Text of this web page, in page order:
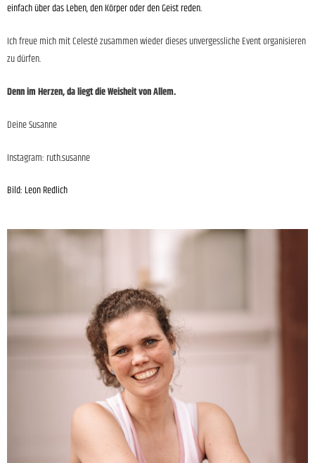
einfach über das Leben, den Körper oder den Geist reden.
Ich freue mich mit Celesté zusammen wieder dieses unvergessliche Event organisieren
zu dürfen.
Denn im Herzen, da liegt die Weisheit von Allem.
Deine Susanne
Instagram: ruth.susanne
Bild: Leon Redlich